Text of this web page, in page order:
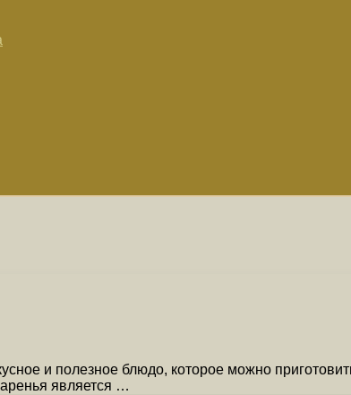
и полезное блюдо, которое можно
является …